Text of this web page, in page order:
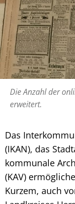
Die Anzahl der
erweitert.
Das
(IKAN), das
kommunale
(KAV)
Kurzem, auch